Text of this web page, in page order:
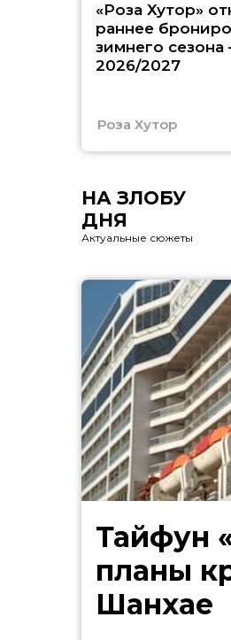
«Роза Хутор»
раннее
зимнего сезона
2026/2027
Роза Хутор
НА ЗЛОБУ
ДНЯ
Актуальные сюжеты
Тайфун
планы
Шанхае